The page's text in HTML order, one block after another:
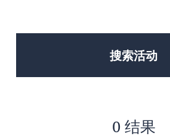
搜索活动
0 结果